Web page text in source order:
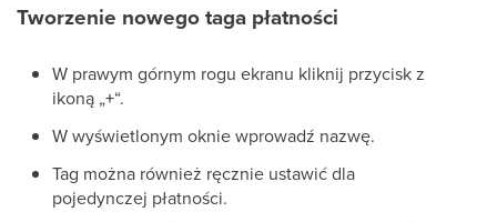
Tworzenie nowego taga płatności
W prawym górnym rogu ekranu kliknij przycisk z
ikoną „+“.
W wyświetlonym oknie wprowadź nazwę.
Tag można również ręcznie ustawić dla
pojedynczej płatności.